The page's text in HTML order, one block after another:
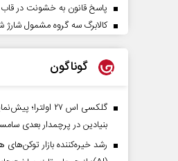
پاسخ قانون به خشونت در قاب
کالابرگ سه گروه مشمول شارژ
گوناگون
گلکسی اس ۲۷
بنیادین در پرچمدار بعدی
رشد خیره‌کننده بازار